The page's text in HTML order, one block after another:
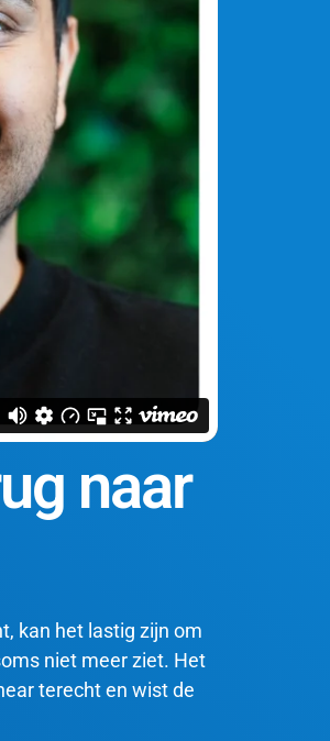
naar
kan het lastig zijn om
niet meer ziet. Het
terecht en wist de